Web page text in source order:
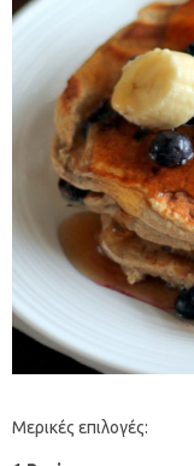
Μερικές επιλογές: